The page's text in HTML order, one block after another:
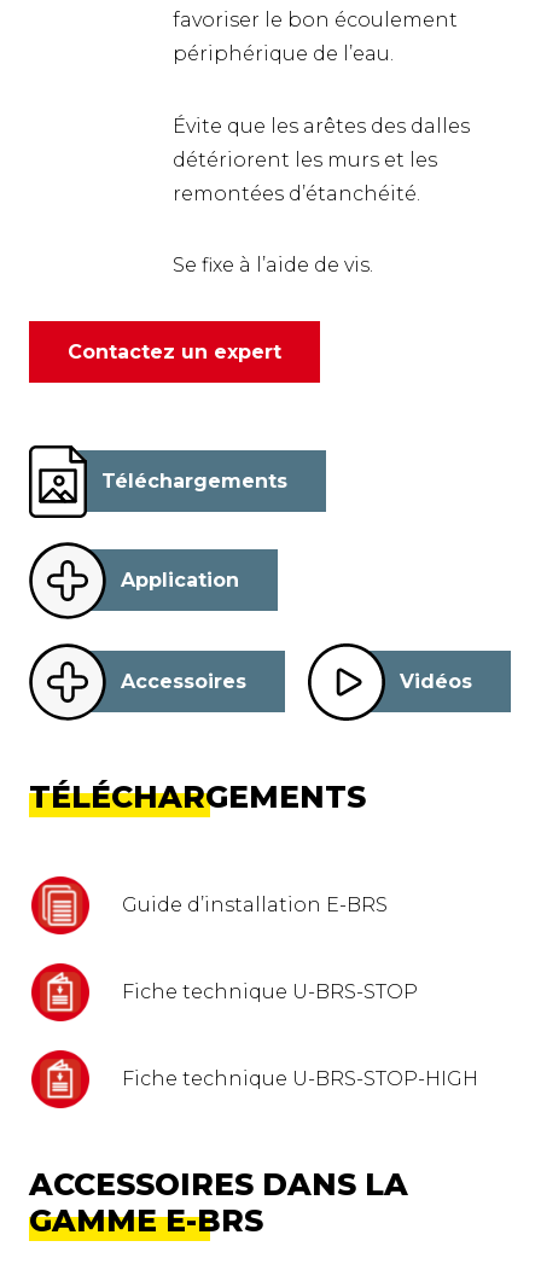
favoriser le bon écoulement
périphérique de l’eau.
Évite que les arêtes des dalles
détériorent les murs et les
remontées d’étanchéité.
Se fixe à l’aide de vis.
Contactez un expert
Téléchargements
Application
Accessoires Vidéos
TÉLÉCHARGEMENTS
Guide d’installation E-BRS
Fiche technique U-BRS-STOP
Fiche technique U-BRS-STOP-HIGH
ACCESSOIRES DANS LA
GAMME E-BRS